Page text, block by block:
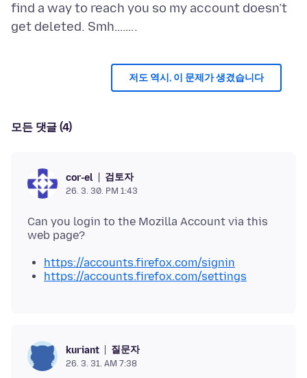
find a way to reach you so my account doesn’t
저도 역시, 이 문제가 생겼습니다
모든 댓글 (4)
cor-el 검토자
26. 3. 30. PM 1:43
Can you login to the Mozilla Account via this
https://accounts.firefox.com/signin
https://accounts.firefox.com/settings
kuriant 질문자
26. 3. 31. AM 7:38